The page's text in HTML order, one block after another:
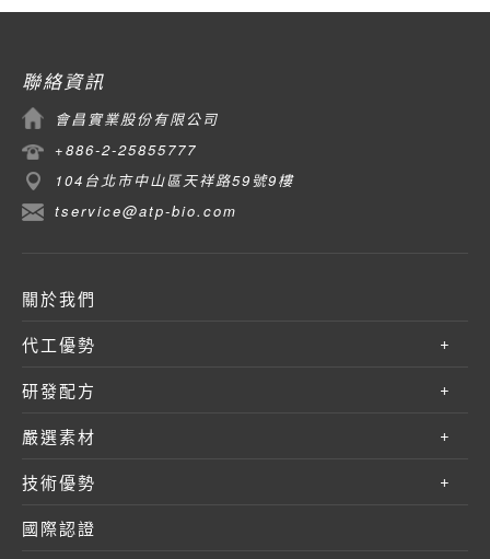
聯絡資訊
會昌實業股份有限公司
+886-2-25855777
104台北市中山區天祥路59號9樓
tservice@atp-bio.com
關於我們
代工優勢
研發配方
嚴選素材
技術優勢
國際認證